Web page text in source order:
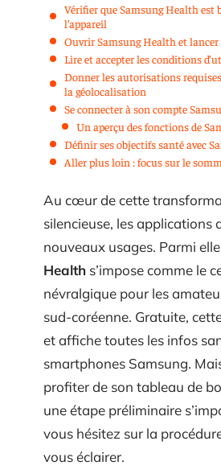
Vérifier que Samsung Health est
l’appareil
Ouvrir Samsung Health et lancer
Lire et accepter les conditions
Donner les autorisations
la géolocalisation
Se connecter à son compte
Un aperçu des fonctions de
Définir ses objectifs santé avec
Aller plus loin : focus sur le
Au cœur de cette
silencieuse, les applications
nouveaux usages. Parmi
Health s’impose comme le
névralgique pour les
sud-coréenne. Gratuite,
et affiche toutes les infos
smartphones Samsung.
profiter de son tableau de
une étape préliminaire
vous hésitez sur la
vous éclairer.